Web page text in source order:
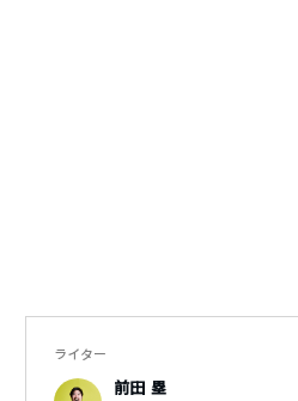
ライター
前田 塁